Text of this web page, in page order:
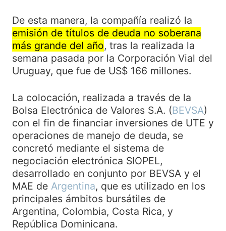
De esta manera, la compañía realizó la
emisión de títulos de deuda no soberana
más grande del año, tras la realizada la
semana pasada por la Corporación Vial del
Uruguay, que fue de US$ 166 millones.
La colocación, realizada a través de la
Bolsa Electrónica de Valores S.A. (BEVSA)
con el fin de financiar inversiones de UTE y
operaciones de manejo de deuda, se
concretó mediante el sistema de
negociación electrónica SIOPEL,
desarrollado en conjunto por BEVSA y el
MAE deArgentina, que es utilizado en los
principales ámbitos bursátiles de
Argentina, Colombia, Costa Rica, y
República Dominicana.